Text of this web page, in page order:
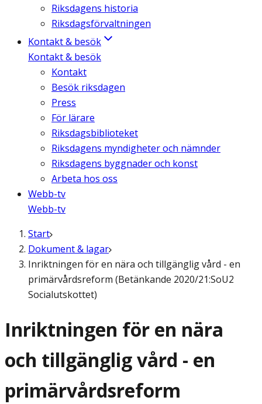
Riksdagens historia
Riksdagsförvaltningen
Kontakt & besök
Kontakt & besök
Kontakt
Besök riksdagen
Press
För lärare
Riksdagsbiblioteket
Riksdagens myndigheter och nämnder
Riksdagens byggnader och konst
Arbeta hos oss
Webb-tv
Webb-tv
Start
Dokument & lagar
Inriktningen för en nära och tillgänglig vård - en
primärvårdsreform (Betänkande 2020/21:SoU2
Socialutskottet)
Inriktningen för en nära
och tillgänglig vård - en
primärvårdsreform